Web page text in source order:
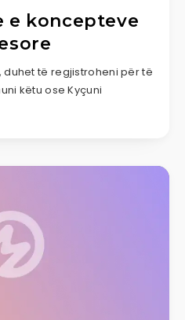
e koncepteve
duhet të regjistroheni për të
këtu ose Kyçuni